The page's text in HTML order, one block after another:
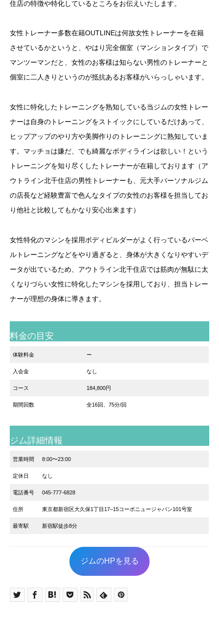
住店の特徴や特化しているところをお伝えいたします。
女性トレーナー多数在籍OUTLINEは何故女性トレーナーを在籍
させているかというと、やはり完全個室（マンションタイプ）で
マンツーマンだと、女性のお客様は知らない男性のトレーナーと
個室に二人きりというのが抵抗あるお客様がいらっしゃいます。
女性に特化したトレーニングを熟知している当ジムの女性トレー
ナーは自身のトレーニングをストイックにしているだけあって、
ヒップアップのやり方や美脚作りのトレーニングに熟知していま
す。マッチョは嫌だ、でも綺麗なボディラインは欲しい！という
トレーニングを知り尽くしたトレーナーが在籍しております（ア
ウトライン北千住店の男性トレーナーも、元大手パーソナルジム
の店長など経験豊富で色んなタイプの女性のお客様を担当してお
り他社と比較してもかなり安心出来ます）
女性特化のマシンを採用ボディビルダーがよく行っているバーベ
ルトレーニングなどをやり過ぎると、身体が大きくなりやすいデ
ータが出ているため、アウトライン北千住店では筋肉が無駄に太
くなりづらい女性に特化したマシンを採用しており、担当トレー
ナーが理想の身体に導きます。
料金の目安
体験料金 ー
入会金 なし
コース 184,800円
期間回数 全16回、75分/回
ジム詳細情報
営業時間 8:00〜23:00
定休日 なし
電話番号 045-777-6828
住所 東京都新宿区大久保1丁目17−15コーポニュージャパン101号室
最寄駅 新宿駅徒歩8分
ジムのHPを見る